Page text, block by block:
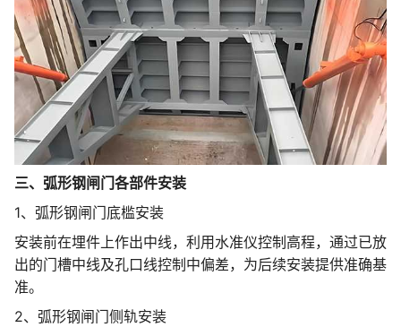
三、弧形钢闸门各部件安装
1、弧形钢闸门底槛安装
安装前在埋件上作出中线，利用水准仪控制高程，通过已放
出的门槽中线及孔口线控制中偏差，为后续安装提供准确基
准。
2、弧形钢闸门侧轨安装